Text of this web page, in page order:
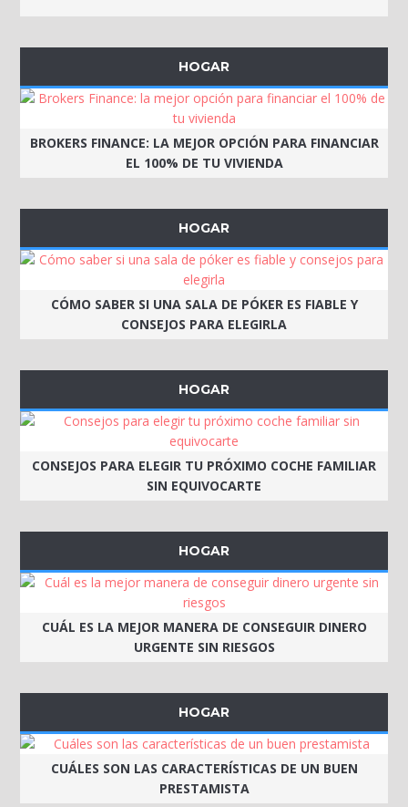
HOGAR
BROKERS FINANCE: LA MEJOR OPCIÓN PARA FINANCIAR
EL 100% DE TU VIVIENDA
HOGAR
CÓMO SABER SI UNA SALA DE PÓKER ES FIABLE Y
CONSEJOS PARA ELEGIRLA
HOGAR
CONSEJOS PARA ELEGIR TU PRÓXIMO COCHE FAMILIAR
SIN EQUIVOCARTE
HOGAR
CUÁL ES LA MEJOR MANERA DE CONSEGUIR DINERO
URGENTE SIN RIESGOS
HOGAR
CUÁLES SON LAS CARACTERÍSTICAS DE UN BUEN
PRESTAMISTA